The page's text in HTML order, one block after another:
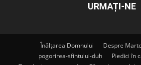
URMAȚI-NE
Înălțarea Domnului
Despre
pogorirea-sfintului-duh
Piedici în